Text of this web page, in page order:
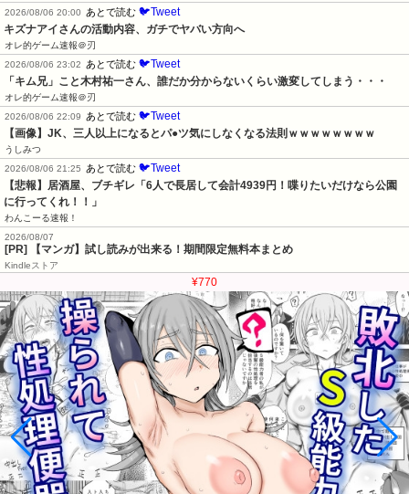
2026/08/06 20:00
あとで読む 🐦Tweet
キズナアイさんの活動内容、ガチでヤバい方向へ
オレ的ゲーム速報＠刃
2026/08/06 23:02
あとで読む 🐦Tweet
「キム兄」こと木村祐一さん、誰だか分からないくらい激変してしまう・・・
オレ的ゲーム速報＠刃
2026/08/06 22:09
あとで読む 🐦Tweet
【画像】JK、三人以上になるとパ●ツ気にしなくなる法則ｗｗｗｗｗｗｗｗ
うしみつ
2026/08/06 21:25
あとで読む 🐦Tweet
【悲報】居酒屋、ブチギレ「6人で長居して会計4939円！喋りたいだけなら公園
に行ってくれ！！」
わんこーる速報！
2026/08/07
[PR] 【マンガ】試し読みが出来る！期間限定無料本まとめ
Kindleストア
¥770